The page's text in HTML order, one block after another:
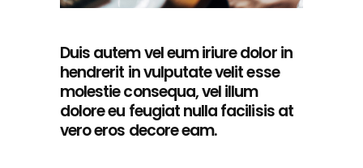
Duis autem vel eum iriure dolor in
hendrerit in vulputate velit esse
molestie consequa, vel illum
dolore eu feugiat nulla facilisis at
vero eros decore eam.